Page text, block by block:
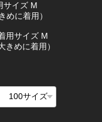
サイズ M
めに着用）
用サイズ M
きめに着用）